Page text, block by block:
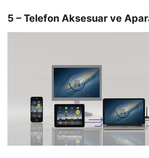
5 – Telefon Aksesuar ve